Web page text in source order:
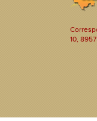
10,